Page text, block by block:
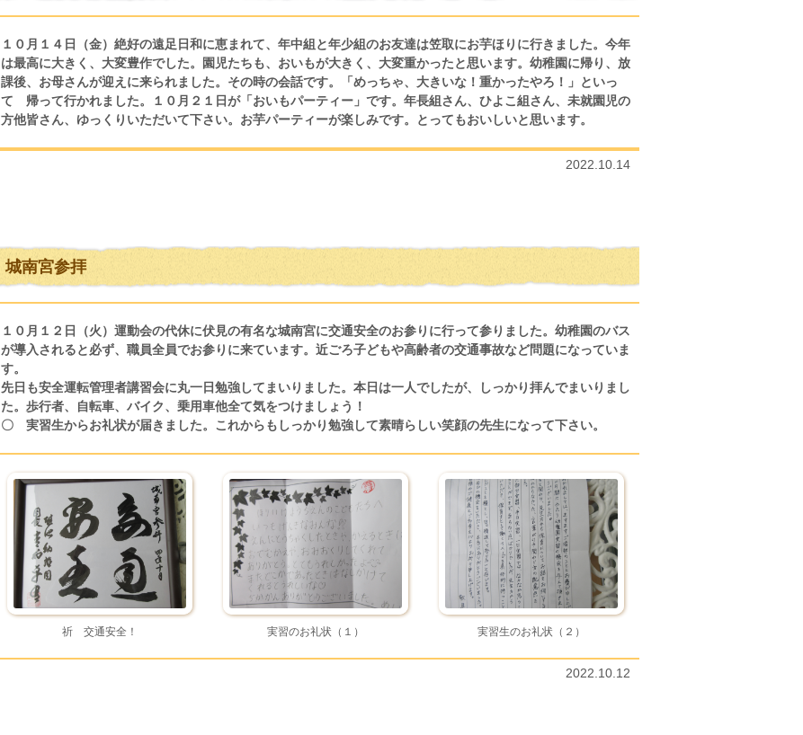
１０月１４日（金）絶好の遠足日和に恵まれて、年中組と年少組のお友達は笠取にお芋ほりに行きました。今年
は最高に大きく、大変豊作でした。園児たちも、おいもが大きく、大変重かったと思います。幼稚園に帰り、放
課後、お母さんが迎えに来られました。その時の会話です。「めっちゃ、大きいな！重かったやろ！」といっ
て 帰って行かれました。１０月２１日が「おいもパーティー」です。年長組さん、ひよこ組さん、未就園児の
方他皆さん、ゆっくりいただいて下さい。お芋パーティーが楽しみです。とってもおいしいと思います。
2022.10.14
城南宮参拝
１０月１２日（火）運動会の代休に伏見の有名な城南宮に交通安全のお参りに行って参りました。幼稚園のバス
が導入されると必ず、職員全員でお参りに来ています。近ごろ子どもや高齢者の交通事故など問題になっていま
す。
先日も安全運転管理者講習会に丸一日勉強してまいりました。本日は一人でしたが、しっかり拝んでまいりまし
た。歩行者、自転車、バイク、乗用車他全て気をつけましょう！
〇 実習生からお礼状が届きました。これからもしっかり勉強して素晴らしい笑顔の先生になって下さい。
祈 交通安全！ 実習のお礼状（１） 実習生のお礼状（２）
2022.10.12